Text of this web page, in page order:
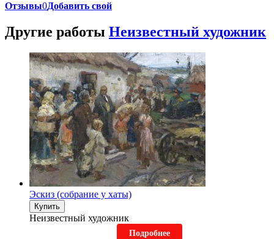
Отзывы0Добавить свой
Другие работы Неизвестный художник
Эскиз (собрание у хаты)
Купить
Неизвестный художник
Подробнее